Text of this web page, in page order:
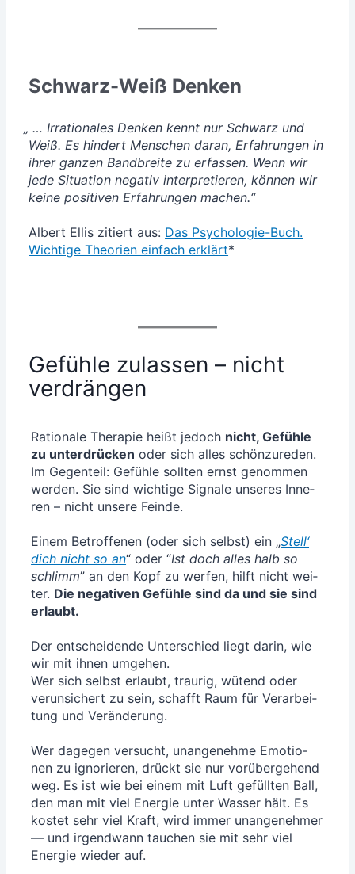
Schwarz-Weiß Denken
„ … Irra­tio­na­les Den­ken kennt nur Schwarz und
Weiß. Es hin­dert Men­schen dar­an, Erfah­run­gen in
ihrer gan­zen Band­brei­te zu erfas­sen. Wenn wir
jede Situa­ti­on nega­tiv inter­pre­tie­ren, kön­nen wir
kei­ne posi­ti­ven Erfah­run­gen machen.“
Albert Ellis zitiert aus: Das Psy­cho­lo­gie-Buch.
Wich­ti­ge Theo­rien ein­fach erklärt*
Gefühle zulassen – nicht
verdrängen
Ratio­na­le The­ra­pie heißt jedoch nicht, Gefüh­le
zu unter­drü­cken oder sich alles schön­zu­re­den.
Im Gegen­teil: Gefüh­le soll­ten ernst genom­men
wer­den. Sie sind wich­ti­ge Signa­le unse­res Inne­
ren – nicht unse­re Fein­de.
Einem Betrof­fe­nen (oder sich selbst) ein „Stell‘
dich nicht so an“ oder “Ist doch alles halb so
schlimm” an den Kopf zu wer­fen, hilft nicht wei­
ter. Die nega­ti­ven Gefüh­le sind da und sie sind
erlaubt.
Der ent­schei­den­de Unter­schied liegt dar­in, wie
wir mit ihnen umge­hen.
Wer sich selbst erlaubt, trau­rig, wütend oder
ver­un­si­chert zu sein, schafft Raum für Ver­ar­bei­
tung und Ver­än­de­rung.
Wer dage­gen ver­sucht, unan­ge­neh­me Emo­tio­
nen zu igno­rie­ren, drückt sie nur vor­über­ge­hend
weg. Es ist wie bei einem mit Luft gefüll­ten Ball,
den man mit viel Ener­gie unter Was­ser hält. Es
kos­tet sehr viel Kraft, wird immer unan­ge­neh­mer
— und irgend­wann tau­chen sie mit sehr viel
Ener­gie wie­der auf.